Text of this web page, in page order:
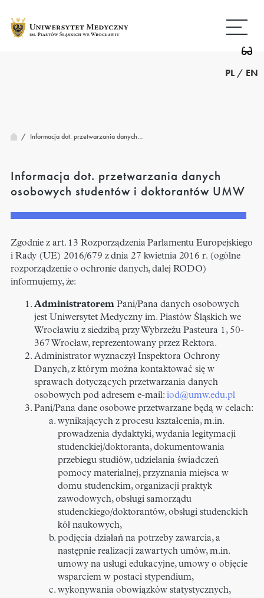
treści
strony
PL / EN
/ Informacja dot. przetwarzania danych…
Informacja dot. przetwarzania danych
osobowych studentów i doktorantów UMW
Zgodnie z art. 13 Rozporządzenia Parlamentu Europejskiego
i Rady (UE) 2016/679 z dnia 27 kwietnia 2016 r. (ogólne
rozporządzenie o ochronie danych, dalej RODO)
informujemy, że:
Administratorem Pani/Pana danych osobowych
jest Uniwersytet Medyczny im. Piastów Śląskich we
Wrocławiu z siedzibą przy Wybrzeżu Pasteura 1, 50-
367 Wrocław, reprezentowany przez Rektora.
Administrator wyznaczył Inspektora Ochrony
Danych, z którym można kontaktować się w
sprawach dotyczących przetwarzania danych
osobowych pod adresem e-mail: iod@umw.edu.pl
Pani/Pana dane osobowe przetwarzane będą w celach:
wynikających z procesu kształcenia, m.in.
prowadzenia dydaktyki, wydania legitymacji
studenckiej/doktoranta, dokumentowania
przebiegu studiów, udzielania świadczeń
pomocy materialnej, przyznania miejsca w
domu studenckim, organizacji praktyk
zawodowych, obsługi samorządu
studenckiego/doktorantów, obsługi studenckich
kół naukowych,
podjęcia działań na potrzeby zawarcia, a
następnie realizacji zawartych umów, m.in.
umowy na usługi edukacyjne, umowy o objęcie
wsparciem w postaci stypendium,
wykonywania obowiązków statystycznych,